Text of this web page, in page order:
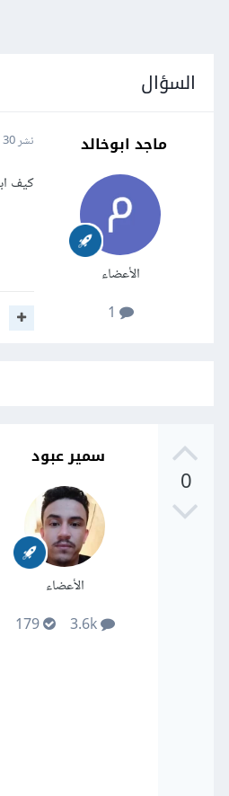
السؤال
ماجد ابوخالد
الأعضاء
نشر30 أغسطس 2021
كيف
0
سمير عبود
الأعضاء
3.6k
179